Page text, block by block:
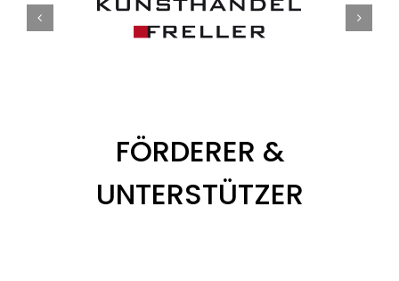
FÖRDERER &
UNTERSTÜTZER